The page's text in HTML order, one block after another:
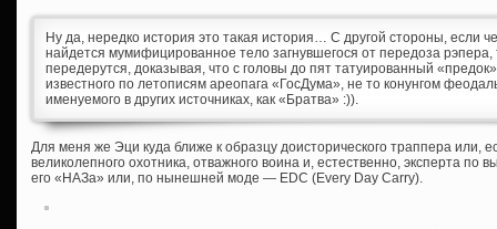
Ну да, нередко история это такая история… С другой стороны, если
найдется мумифицированное тело загнувшегося от передоза
передерутся, доказывая, что с головы до пят татуированный
известного по летописям ареопага «ГосДума», не то конунгом
именуемого в других источниках, как «Братва» :)).
Для меня же Эци куда ближе к образцу доисторического траппера или,
великолепного охотника, отважного воина и, естественно, эксперта по
его «НАЗа» или, по нынешней моде — EDC (Every Day Carry).